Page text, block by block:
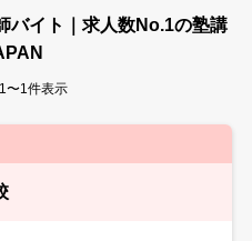
バイト｜求人数No.1の塾講
1〜1件表示